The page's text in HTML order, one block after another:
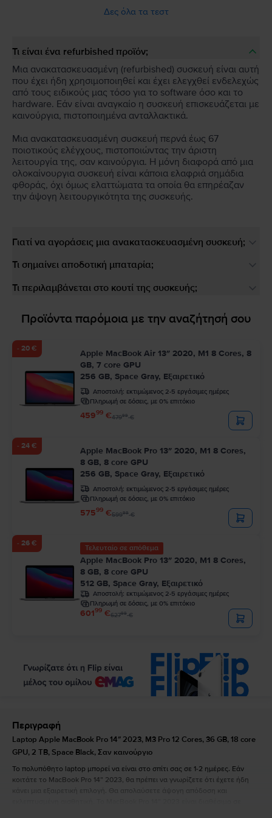
Δες όλα τα τεστ
Τι είναι ένα refurbished προϊόν;
Μια ανακατασκευασμένη (refurbished) συσκευή είναι αυτή
που έχει ήδη χρησιμοποιηθεί και έχει ελεγχθεί ενδελεχώς
από τους ειδικούς μας τόσο για το software όσο και το
hardware. Εάν είναι αναγκαίο η συσκευή επισκευάζεται με
καινούργια, πιστοποιημένα ανταλλακτικά.
Μια ανακατασκευασμένη συσκευή περνά έως 67
ποιοτικούς ελέγχους, πιστοποιώντας την άριστη
λειτουργία της, σαν καινούργια. Η μόνη διαφορά από μια
ολοκαίνουργια συσκευή είναι κάποια ελαφριά σημάδια
φθοράς, όχι όμως ελαττώματα τα οποία θα επηρέαζαν
την άψογη λειτουργικότητα της συσκευής.
Γιατί να αγοράσεις μια ανακατασκευασμένη συσκευή;
Τι σημαίνει αποδοτική μπαταρία;
Τι περιλαμβάνεται στο κουτί της συσκευής;
Προϊόντα παρόμοια με την αναζήτησή σου
- 20 €
Apple MacBook Air 13″ 2020, M1 8 Cores, 8
GB, 7 core GPU
256 GB, Space Gray, Εξαιρετικό
Αποστολή: εκτιμώμενος 2-5 εργάσιμες ημέρες
Πληρωμή σε δόσεις, με 0% επιτόκιο
45999 €47999€
- 24 €
Apple MacBook Pro 13″ 2020, M1 8 Cores,
8 GB, 8 core GPU
256 GB, Space Gray, Εξαιρετικό
Αποστολή: εκτιμώμενος 2-5 εργάσιμες ημέρες
Πληρωμή σε δόσεις, με 0% επιτόκιο
57599 €59999€
- 26 €
Τελευταίο σε απόθεμα
Apple MacBook Pro 13″ 2020, M1 8 Cores,
8 GB, 8 core GPU
512 GB, Space Gray, Εξαιρετικό
Αποστολή: εκτιμώμενος 2-5 εργάσιμες ημέρες
Πληρωμή σε δόσεις, με 0% επιτόκιο
60199 €62799€
Περιγραφή
Laptop Apple MacBook Pro 14″ 2023, M3 Pro 12 Cores, 36 GB, 18 core
GPU, 2 TB, Space Black, Σαν καινούργιο
Το πολυπόθητο laptop μπορεί να είναι στο σπίτι σας σε 1-2 ημέρες. Εάν
κοιτάτε το MacBook Pro 14” 2023, θα πρέπει να γνωρίζετε ότι έχετε ήδη
κάνει μια εξαιρετική επιλογή. Θα απολαύσετε άψογη απόδοση και